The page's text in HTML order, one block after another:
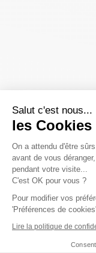
Salut c'est nous...
les Cookies
On a attendu d'être
avant de vous
pendant votre visite...
C'est OK pour vous ?
Pour modifier vos
'Préférences de
Lire la politique de